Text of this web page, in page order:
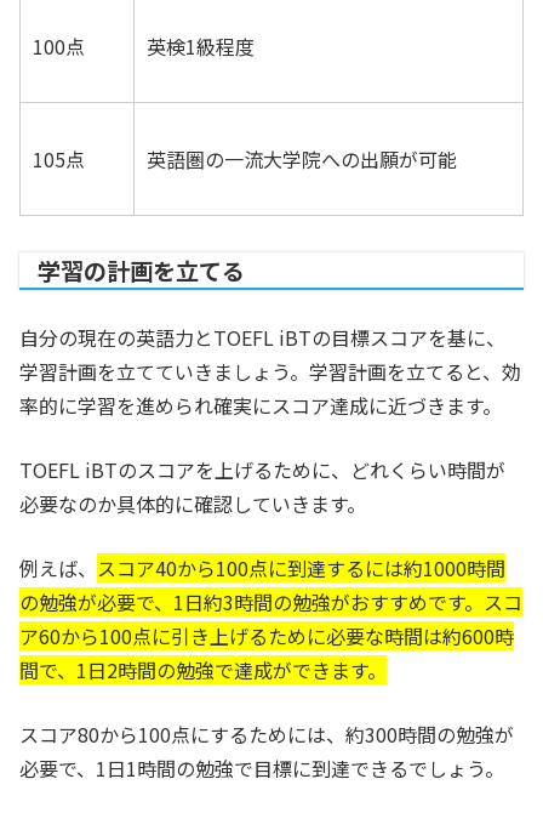
100点 英検1級程度
105点 英語圏の一流大学院への出願が可能
学習の計画を立てる
自分の現在の英語力とTOEFL iBTの目標スコアを基に、
学習計画を立てていきましょう。学習計画を立てると、効
率的に学習を進められ確実にスコア達成に近づきます。
TOEFL iBTのスコアを上げるために、どれくらい時間が
必要なのか具体的に確認していきます。
例えば、 スコア40から100点に到達するには約1000時間
の勉強が必要で、1日約3時間の勉強がおすすめです。スコ
ア60から100点に引き上げるために必要な時間は約600時
間で、1日2時間の勉強で達成ができます。
スコア80から100点にするためには、約300時間の勉強が
必要で、1日1時間の勉強で目標に到達できるでしょう。